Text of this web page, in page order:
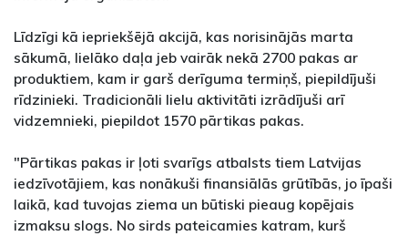
Līdzīgi kā iepriekšējā akcijā, kas norisinājās marta
sākumā, lielāko daļa jeb vairāk nekā 2700 pakas ar
produktiem, kam ir garš derīguma termiņš, piepildījuši
rīdzinieki. Tradicionāli lielu aktivitāti izrādījuši arī
vidzemnieki, piepildot 1570 pārtikas pakas.
"Pārtikas pakas ir ļoti svarīgs atbalsts tiem Latvijas
iedzīvotājiem, kas nonākuši finansiālās grūtībās, jo īpaši
laikā, kad tuvojas ziema un būtiski pieaug kopējais
izmaksu slogs. No sirds pateicamies katram, kurš